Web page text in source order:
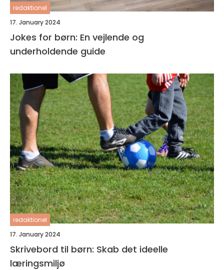
redaktionel
17. January 2024
Jokes for børn: En vejlende og
underholdende guide
redaktionel
17. January 2024
Skrivebord til børn: Skab det ideelle
læringsmiljø